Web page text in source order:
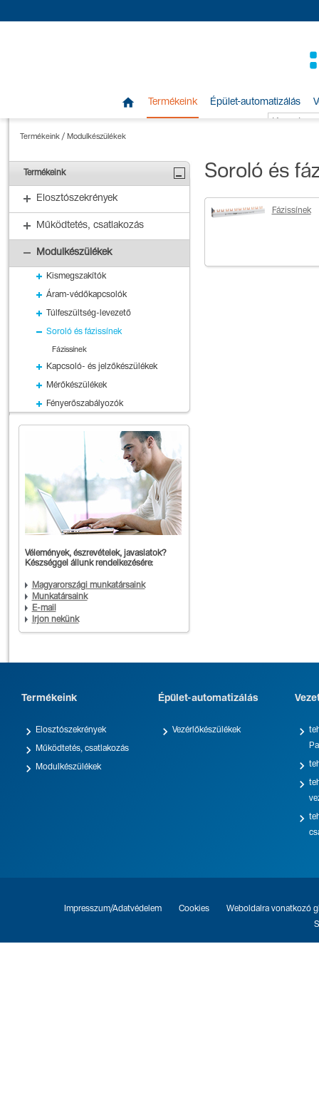
 Termékeink Épület-automatizálás
Termékeink/ Modulkészülékek
Termékeink
Elosztószekrények
Működtetés, csatlakozás
Modulkészülékek
Kismegszakítók
Áram-védőkapcsolók
Túlfeszültség-levezető
Soroló és fázissínek
Fázissínek
Kapcsoló- és jelzőkészülékek
Mérőkészülékek
Fényerőszabályozók
Vélemények, észrevételek, javaslatok?
Készséggel állunk rendelkezésére:
Magyarországi munkatársaink
Munkatársaink
E-mail
Írjon nekünk
Soroló és
Fázissínek
Termékeink
 Elosztószekrények
 Működtetés, csatlakozás
 Modulkészülékek
Épület-automatizálás
 Vezérlőkészülékek 



Impresszum/Adatvédelem Cookies
Weboldalra vonatkozó